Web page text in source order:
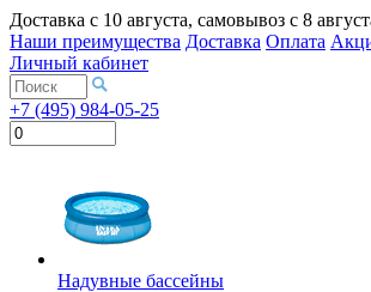
Доставка с 10 августа, самовывоз с 8
Наши преимущества Доставка Оплата
Личный кабинет
+7 (495) 984-05-25
Надувные бассейны